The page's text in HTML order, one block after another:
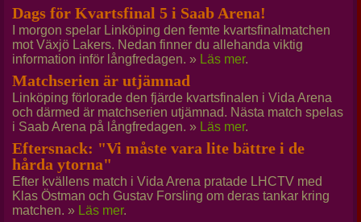
Dags för Kvartsfinal 5 i Saab Arena!
I morgon spelar Linköping den femte kvartsfinalmatchen
mot Växjö Lakers. Nedan finner du allehanda viktig
information inför långfredagen. » Läs mer.
Matchserien är utjämnad
Linköping förlorade den fjärde kvartsfinalen i Vida Arena
och därmed är matchserien utjämnad. Nästa match spelas
i Saab Arena på långfredagen. » Läs mer.
Eftersnack: "Vi måste vara lite bättre i de
hårda ytorna"
Efter kvällens match i Vida Arena pratade LHCTV med
Klas Östman och Gustav Forsling om deras tankar kring
matchen. » Läs mer.